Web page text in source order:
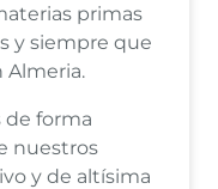
primas
y siempre que
Almeria.
de forma
nuestros
y de altísima